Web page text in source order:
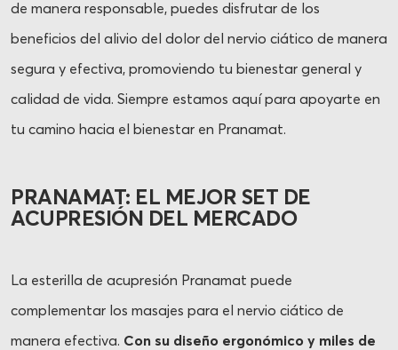
de manera responsable, puedes disfrutar de los
beneficios del alivio del dolor del nervio ciático de manera
segura y efectiva, promoviendo tu bienestar general y
calidad de vida. Siempre estamos aquí para apoyarte en
tu camino hacia el bienestar en Pranamat.
PRANAMAT: EL MEJOR SET DE
ACUPRESIÓN DEL MERCADO
La esterilla de acupresión Pranamat puede
complementar los masajes para el nervio ciático de
manera efectiva. Con su diseño ergonómico y miles de